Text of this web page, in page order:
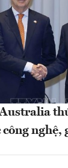
công nghệ,